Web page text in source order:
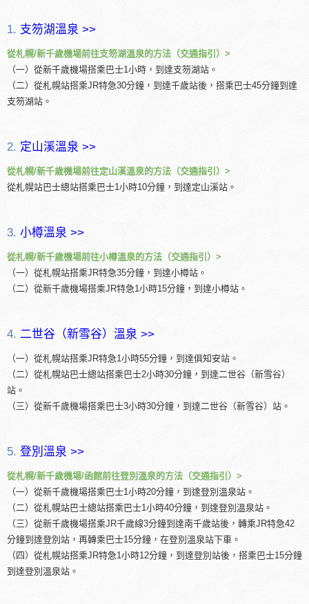
1. 支笏湖溫泉 >>
從札幌/新千歲機場前往支笏湖溫泉的方法（交通指引）>
（一）從新千歲機場搭乘巴士1小時，到達支笏湖站。
（二）從札幌站搭乘JR特急30分鐘，到達千歲站後，搭乘巴士45分鐘到達
支笏湖站。
2. 定山溪溫泉 >>
從札幌/新千歲機場前往定山溪溫泉的方法（交通指引）>
從札幌站巴士總站搭乘巴士1小時10分鐘，到達定山溪站。
3. 小樽溫泉 >>
從札幌/新千歲機場前往小樽溫泉的方法（交通指引）>
（一）從札幌站搭乘JR特急35分鐘，到達小樽站。
（二）從新千歲機場搭乘JR特急1小時15分鐘，到達小樽站。
4. 二世谷（新雪谷）溫泉 >>
（一）從札幌站搭乘JR特急1小時55分鐘，到達俱知安站。
（二）從札幌站巴士總站搭乘巴士2小時30分鐘，到達二世谷（新雪谷）
站。
（三）從新千歲機場搭乘巴士3小時30分鐘，到達二世谷（新雪谷）站。
5. 登別溫泉 >>
從札幌/新千歲機場/函館前往登別溫泉的方法（交通指引）>
（一）從新千歲機場搭乘巴士1小時20分鐘，到達登別溫泉站。
（二）從札幌站巴士總站搭乘巴士1小時40分鐘，到達登別溫泉站。
（三）從新千歲機場搭乘JR千歲線3分鐘到達南千歲站後，轉乘JR特急42
分鐘到達登別站，再轉乘巴士15分鐘，在登別溫泉站下車。
（四）從札幌站搭乘JR特急1小時12分鐘，到達登別站後，搭乘巴士15分鐘
到達登別溫泉站。